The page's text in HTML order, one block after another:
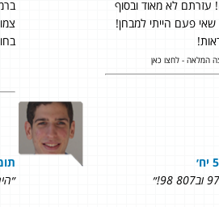
עזרתם לא מאוד ובסוף
שאי פעם הייתי למבחן!
המלאה - לחצו כאן